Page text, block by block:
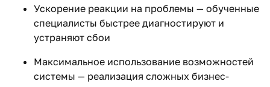
Ускорение реакции на проблемы — обученные
специалисты быстрее диагностируют и
устраняют сбои
Максимальное использование возможностей
системы — реализация сложных бизнес-